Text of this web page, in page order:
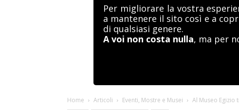
Per migliorare la vostra
a mantenere il sito così e a
di qualsiasi genere.
A voi non costa nulla, ma per
Home Articoli Eventi, Mostre e Musei Al Museo